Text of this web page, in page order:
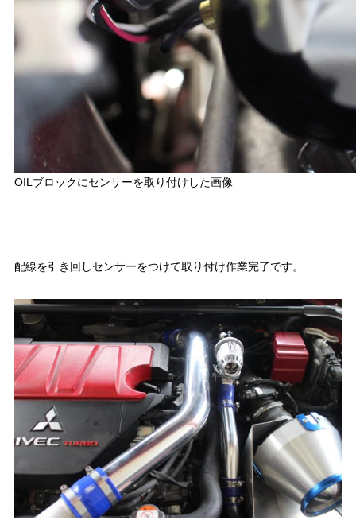
OILブロックにセンサーを取り付けした画像
配線を引き回しセンサーをつけて取り付け作業完了です。